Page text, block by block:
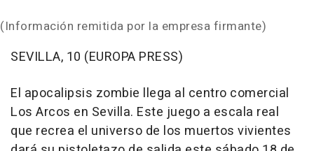
(Información remitida por la empresa firmante)
SEVILLA, 10 (EUROPA PRESS)
El apocalipsis zombie llega al centro comercial
Los Arcos en Sevilla. Este juego a escala real
que recrea el universo de los muertos vivientes